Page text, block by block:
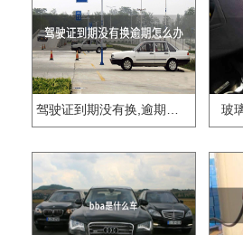
驾驶证到期没有换,逾期怎么办?? 玻